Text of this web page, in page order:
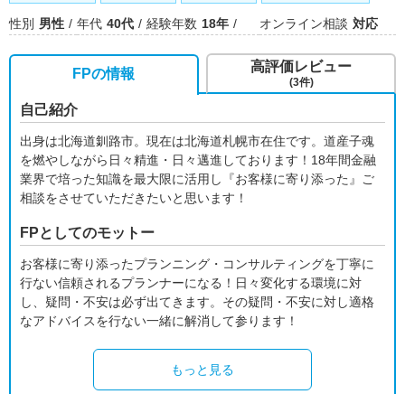
性別 男性 年代 40代 経験年数 18年 オンライン相談 対応
FPの情報
自己紹介
出身は北海道釧路市。現在は北海道札幌市在住です。道産子魂
を燃やしながら日々精進・日々邁進しております！18年間金融
業界で培った知識を最大限に活用し『お客様に寄り添った』ご
相談をさせていただきたいと思います！
FPとしてのモットー
お客様に寄り添ったプランニング・コンサルティングを丁寧に
行ない信頼されるプランナーになる！日々変化する環境に対
し、疑問・不安は必ず出てきます。その疑問・不安に対し適格
なアドバイスを行ない一緒に解消して参ります！
もっと見る
高評価レビュー
(3件)